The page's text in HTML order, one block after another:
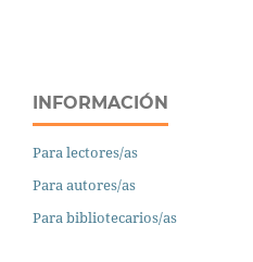
INFORMACIÓN
Para lectores/as
Para autores/as
Para bibliotecarios/as